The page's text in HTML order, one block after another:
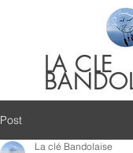
LACLE
Post
La clé Bandolaise